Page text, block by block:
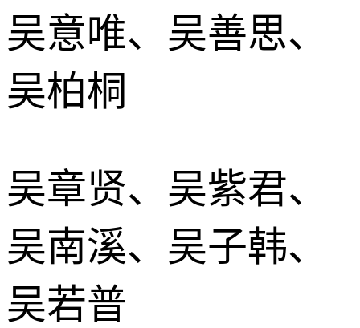
吴意唯、吴善思、
吴柏桐
吴章贤、吴紫君、
吴南溪、吴子韩、
吴若普